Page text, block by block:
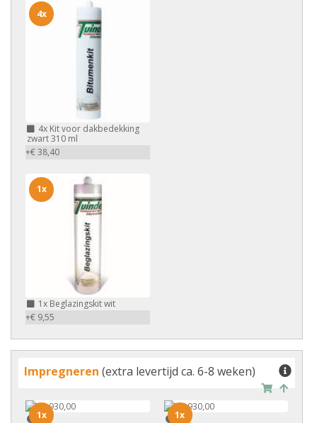
4x Kit voor dakbedekking
zwart 310 ml
+€ 38,40
4x
1x Beglazingskit wit
+€ 9,55
1x
Impregneren (extra levertijd ca. 6-8 weken)
1x
1x 1x
1x